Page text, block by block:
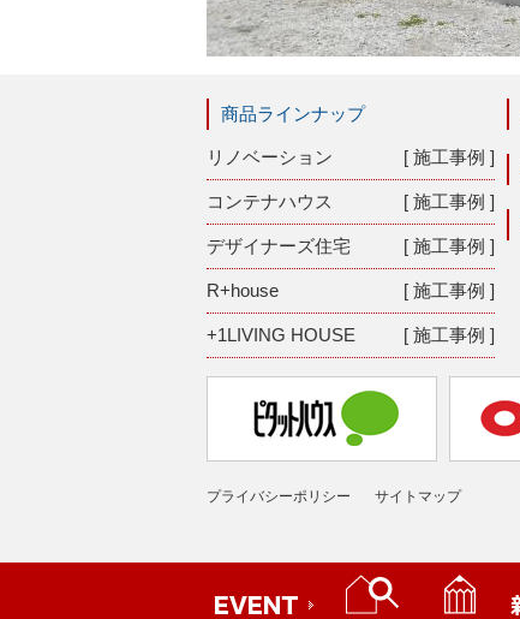
商品ラインナップ
リノベーション [ 施工事例 ]
コンテナハウス [ 施工事例 ]
デザイナーズ住宅 [ 施工事例 ]
R+house [ 施工事例 ]
+1LIVING HOUSE [ 施工事例 ]
プライバシーポリシー サイトマップ